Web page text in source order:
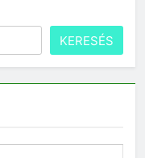
KERESÉS